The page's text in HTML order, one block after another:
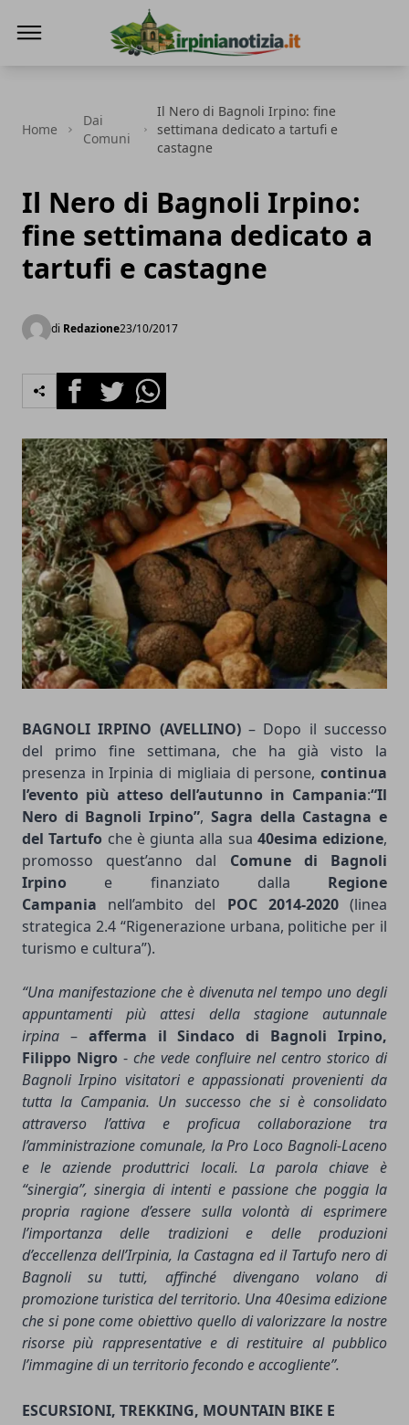
Home
Dai
Comuni
Il Nero di Bagnoli Irpino: fine
settimana dedicato a tartufi e
castagne
Il Nero di Bagnoli Irpino:
fine settimana dedicato a
tartufi e castagne
di Redazione23/10/2017
FacebookTwitterWhatsapp
BAGNOLI IRPINO (AVELLINO)– Dopo il successo
del primo fine settimana, che ha già visto la
presenza in Irpinia di migliaia di persone, continua
l’evento più atteso dell’autunno in Campania:“Il
Nero di Bagnoli Irpino”, Sagra della Castagna e
del Tartufo che è giunta alla sua 40esima edizione,
promosso quest’anno dal Comune di
Bagnoli
Irpino e finanziato dalla Regione
Campania nell’ambito del POC 2014-2020(linea
strategica 2.4 “Rigenerazione urbana, politiche per il
turismo e cultura”).
“Una manifestazione che è divenuta nel tempo uno degli
appuntamenti più attesi della stagione autunnale
irpina – afferma il Sindaco di Bagnoli Irpino,
Filippo Nigro - che vede confluire nel centro storico di
Bagnoli Irpino visitatori e appassionati provenienti da
tutta la Campania. Un successo che si è consolidato
attraverso l’attiva e proficua collaborazione tra
l’amministrazione comunale, la Pro Loco Bagnoli-Laceno
e le aziende produttrici locali. La parola chiave è
“sinergia”, sinergia di intenti e passione che poggia la
propria ragione d’essere sulla volontà di esprimere
l’importanza delle tradizioni e delle produzioni
d’eccellenza dell’Irpinia, la Castagna ed il Tartufo nero di
Bagnoli su tutti, affinché divengano volano di
promozione turistica del territorio. Una 40esima edizione
che si pone come obiettivo quello di valorizzare la nostre
risorse più rappresentative e di restituire al pubblico
l’immagine di un territorio fecondo e accogliente”.
ESCURSIONI, TREKKING, MOUNTAIN BIKE E